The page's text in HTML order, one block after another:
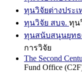
ทุนวิจัยต่างประเ
ทุนวิจัย สบจ. ทุน
ทุนสนับสนุนยุทธ
การวิจัย
The Second
Fund Office